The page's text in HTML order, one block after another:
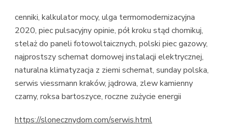
cenniki, kalkulator mocy, ulga termomodernizacyjna
2020, piec pulsacyjny opinie, pół kroku stąd chomikuj,
stelaż do paneli fotowoltaicznych, polski piec gazowy,
najprostszy schemat domowej instalacji elektrycznej,
naturalna klimatyzacja z ziemi schemat, sunday polska,
serwis viessmann kraków, jądrowa, zlew kamienny
czarny, roksa bartoszyce, roczne zużycie energii
https://slonecznydom.com/serwis.html